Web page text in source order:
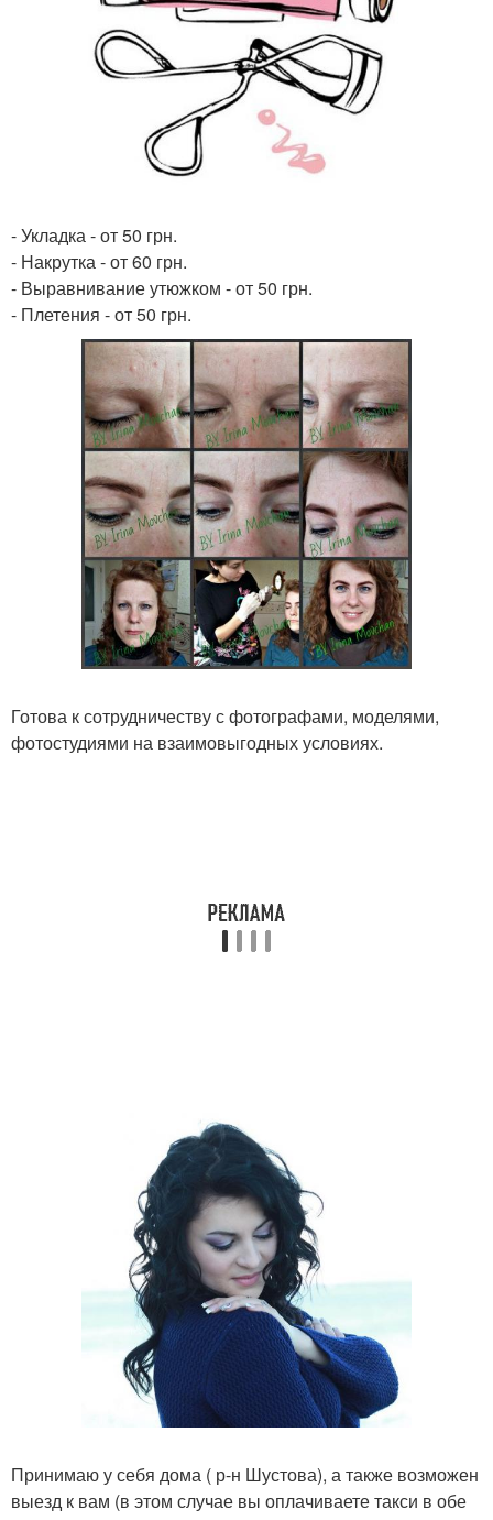
- Укладка - от 50 грн.
- Накрутка - от 60 грн.
- Выравнивание утюжком - от 50 грн.
- Плетения - от 50 грн.
Готова к сотрудничеству с фотографами, моделями,
фотостудиями на взаимовыгодных условиях.
Принимаю у себя дома ( р-н Шустова), а также возможен
выезд к вам (в этом случае вы оплачиваете такси в обе